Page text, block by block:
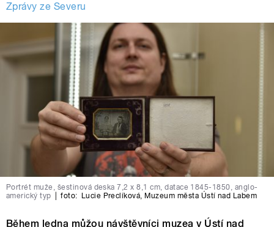
Zprávy ze Severu
Portrét muže, šestinová deska 7,2 x 8,1 cm, datace 1845-1850, anglo-
americký typ
foto: Lucie Preclíková, Muzeum města Ústí nad Labem
Během ledna můžou návštěvníci muzea v Ústí nad